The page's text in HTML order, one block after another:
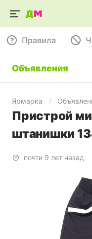
Правила
Объявления
Ярмарка
Пристрой
штанишки
почти 9 лет назад